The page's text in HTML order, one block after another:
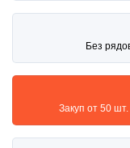
Без
Закуп от 50